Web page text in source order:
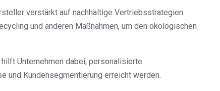
verstärkt auf nachhaltige Vertriebsstrategien.
und anderen Maßnahmen, um den ökologischen
Unternehmen dabei, personalisierte
und Kundensegmentierung erreicht werden.